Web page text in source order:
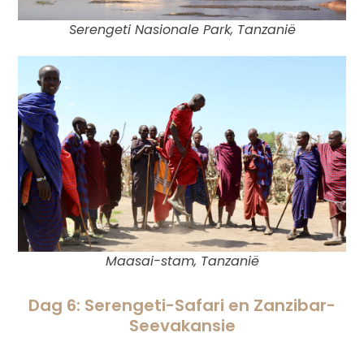
Serengeti Nasionale Park, Tanzanië
Maasai-stam, Tanzanië
Dag 6: Serengeti-Safari en Zanzibar-
Seevakansie